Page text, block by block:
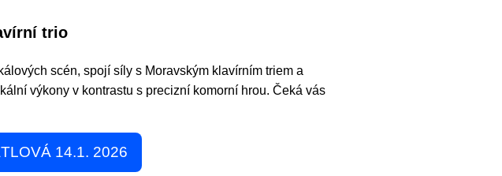
trio
scén, spojí síly s Moravským klavírním triem a
výkony v kontrastu s precizní komorní hrou. Čeká vás
14.1. 2026